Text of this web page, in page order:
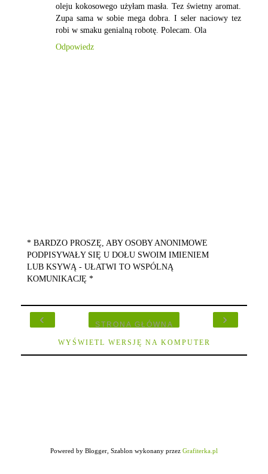
oleju kokosowego użyłam masła. Tez świetny aromat.
Zupa sama w sobie mega dobra. I seler naciowy tez
robi w smaku genialną robotę. Polecam. Ola
Odpowiedz
* BARDZO PROSZĘ, ABY OSOBY ANONIMOWE
PODPISYWAŁY SIĘ U DOŁU SWOIM IMIENIEM
LUB KSYWĄ - UŁATWI TO WSPÓLNĄ
KOMUNIKACJĘ *
‹ ›
STRONA GŁÓWNA
WYŚWIETL WERSJĘ NA KOMPUTER
Powered by Blogger, Szablon wykonany przez Grafiterka.pl